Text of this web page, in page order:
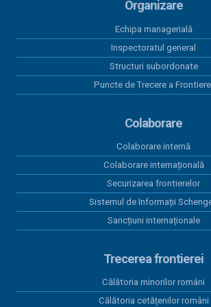
Rezultate înregistrate la
ultimele 24 de ore
03 august 2026
fluidizarea traficului
03 august 2026
Trafic intens la frontiera
Republica Moldova.
reducerea timpilor de
03 august 2026
autoritățile din Belgia și
Moldova
Organizare
Echipa managerială
Inspectoratul general
Structuri subordonate
Puncte de Trecere a
Colaborare
Colaborare internă
Colaborare internațională
Securizarea frontierelor
Sistemul de Informații
Sancțiuni internaționale
Trecerea frontierei
Călătoria minorilor români
Călătoria cetățenilor români